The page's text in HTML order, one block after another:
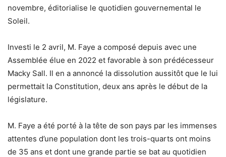
novembre, éditorialise le quotidien gouvernemental le
Soleil.
Investi le 2 avril, M. Faye a composé depuis avec une
Assemblée élue en 2022 et favorable à son prédécesseur
Macky Sall. Il en a annoncé la dissolution aussitôt que le lui
permettait la Constitution, deux ans après le début de la
législature.
M. Faye a été porté à la tête de son pays par les immenses
attentes d’une population dont les trois-quarts ont moins
de 35 ans et dont une grande partie se bat au quotidien